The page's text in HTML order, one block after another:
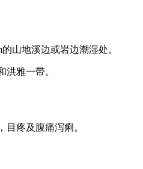
山地溪边或岩边潮湿处。
洪雅一带。
目疼及腹痛泻痢。